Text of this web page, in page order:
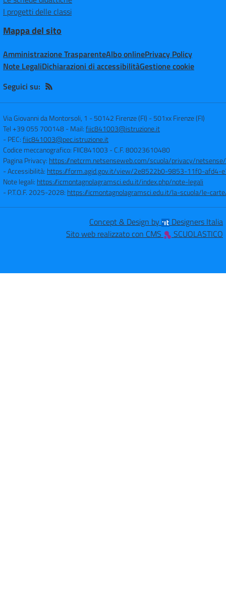
I progetti delle classi
Mappa del sito
Amministrazione TrasparenteAlbo onlinePrivacy Policy
Note LegaliDichiarazioni di accessibilitàGestione cookie
Seguici su:
Via Giovanni da Montorsoli, 1 - 50142 Firenze (FI) -501xx Firenze (FI)
Tel +39 055 700148- Mail:fiic841003@istruzione.it
- PEC:fiic841003@pec.istruzione.it
Codice meccanografico: FIIC841003 - C.F. 80023610480
Pagina Privacy: https://netcrm.netsenseweb.com/scuola/privacy/
- Accessibilità: https://form.agid.gov.it/view/2e8522b0-9853-11f0-afd4-
Note legali: https://icmontagnolagramsci.edu.it/index.php/note-legali
- P.T.O.F. 2025-2028: https://icmontagnolagramsci.edu.it/la-scuola/le-
Concept & Design by
Designers Italia
Sito web realizzato con CMS
SCUOLASTICO